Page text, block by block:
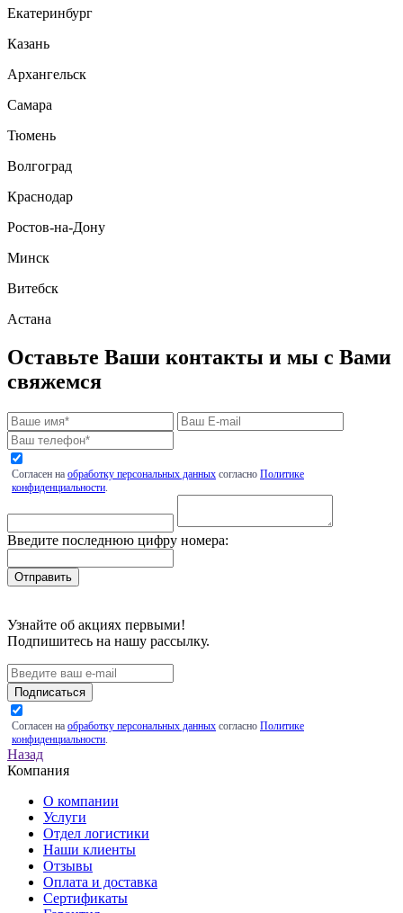
Екатеринбург
Казань
Архангельск
Самара
Тюмень
Волгоград
Краснодар
Ростов-на-Дону
Минск
Витебск
Астана
Оставьте Ваши контакты и мы с Вами
свяжемся
Согласен на обработку персональных данных согласно Политике
конфиденциальности.
Введите последнюю цифру номера:
Узнайте об акциях первыми!
Подпишитесь на нашу рассылку.
Подписаться
Согласен на обработку персональных данных согласно Политике
конфиденциальности.
Назад
Компания
О компании
Услуги
Отдел логистики
Наши клиенты
Отзывы
Оплата и доставка
Сертификаты